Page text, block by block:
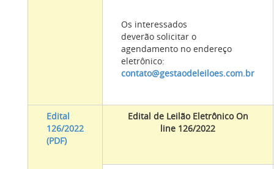
Os interessados
deverão solicitar o
agendamento no endereço
eletrônico:
contato@gestaodeleiloes.com.br
Edital
126/2022
(PDF)
Edital de Leilão Eletrônico On
line 126/2022